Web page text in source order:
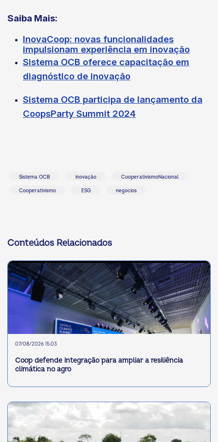
Saiba Mais:
InovaCoop: novas funcionalidades
impulsionam experiência em inovação
Sistema OCB oferece capacitação em
diagnóstico de inovação
Sistema OCB participa de lançamento da
CoopsParty Summit 2024
Sistema OCB inovação CooperativismoNacional
Cooperativismo ESG negocios
Conteúdos Relacionados
07/08/2026 15:03
Coop defende integração para ampliar a resiliência
climática no agro